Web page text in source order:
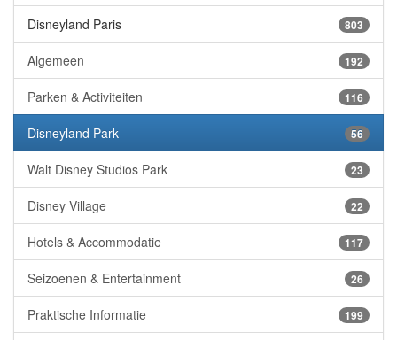
803
Disneyland Paris
192
Algemeen
116
Parken & Activiteiten
56
Disneyland Park
23
Walt Disney Studios Park
22
Disney Village
117
Hotels & Accommodatie
26
Seizoenen & Entertainment
199
Praktische Informatie